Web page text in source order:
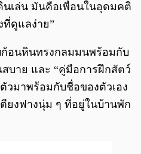
เล่น มันคือเพื่อนในอุดมคติ
ที่ดูแลง่าย”
ก้อนหินทรงกลมมนพร้อมกับ
บาย และ “คู่มือการฝึกสัตว์
ตัวมาพร้อมกับชื่อของตัวเอง
ตียงฟางนุ่ม ๆ ที่อยู่ในบ้านพัก